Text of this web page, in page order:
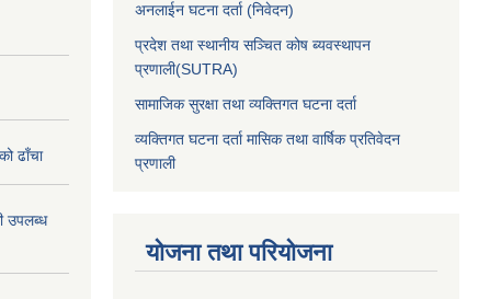
ढाँचा
उपलब्ध
अनलाईन घटना दर्ता (निवेदन)
प्रदेश तथा स्थानीय सञ्चित कोष ब्यवस्थापन
प्रणाली(SUTRA)
सामाजिक सुरक्षा तथा व्यक्तिगत घटना दर्ता
व्यक्तिगत घटना दर्ता मासिक तथा वार्षिक प्रतिवेदन
प्रणाली
योजना तथा परियोजना